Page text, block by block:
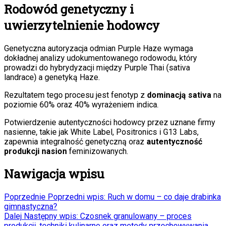
Rodowód genetyczny i
uwierzytelnienie hodowcy
Genetyczna autoryzacja odmian Purple Haze wymaga
dokładnej analizy udokumentowanego rodowodu, który
prowadzi do hybrydyzacji między Purple Thai (sativa
landrace) a genetyką Haze.
Rezultatem tego procesu jest fenotyp z dominacją sativa na
poziomie 60% oraz 40% wyrażeniem indica.
Potwierdzenie autentyczności hodowcy przez uznane firmy
nasienne, takie jak White Label, Positronics i G13 Labs,
zapewnia integralność genetyczną oraz autentyczność
produkcji nasion feminizowanych.
Nawigacja wpisu
Poprzednie Poprzedni wpis: Ruch w domu – co daje drabinka
gimnastyczna?
Dalej Następny wpis: Czosnek granulowany – proces